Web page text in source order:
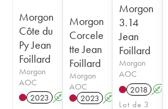
Morgon
Côte du
Py Jean
Foillard
Morgon
AOC
2023 A K
Morgon
Corcele
tte Jean
Foillard
Morgon
AOC
2023 A
Morgon
3.14
Jean
Foillard
Morgon
AOC
2018 A
Lot de 3